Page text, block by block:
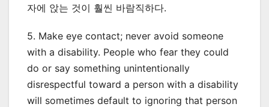
자에 앉는 것이 훨씬 바람직하다.
5. Make eye contact; never avoid someone
with a disability. People who fear they could
do or say something unintentionally
disrespectful toward a person with a disability
will sometimes default to ignoring that person